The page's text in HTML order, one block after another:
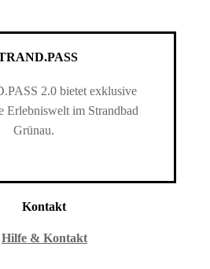
2.0 bietet exklusive
Erlebniswelt im Strandbad
Grünau.
Kontakt
Hilfe & Kontakt